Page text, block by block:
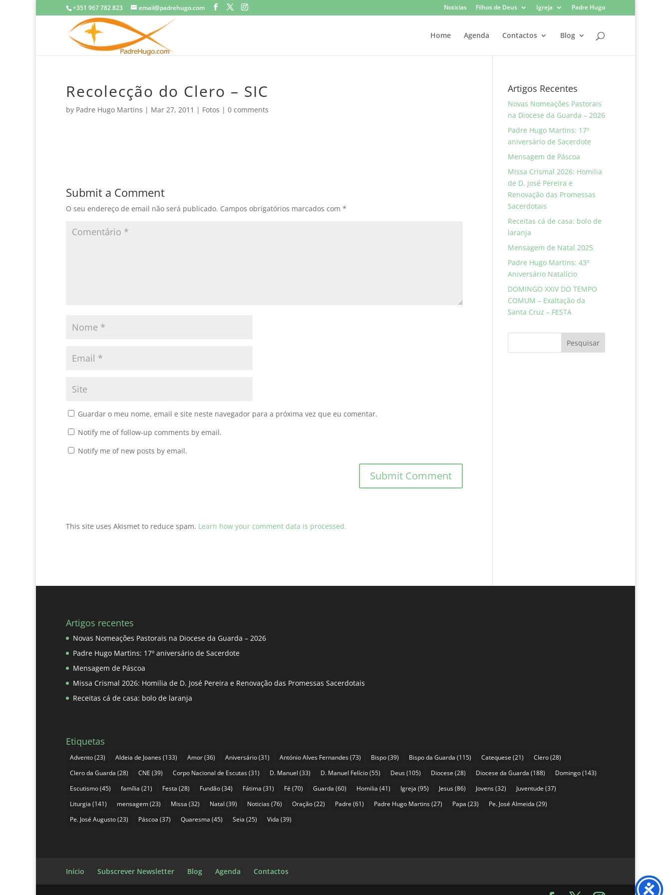
+351 967 782 823 email@padrehugo.com Noticias Filhos de Deus Igreja Padre Hugo
Home Agenda Contactos Blog
Recolecção do Clero – SIC
by Padre Hugo Martins | Mar 27, 2011 | Fotos | 0 comments
Submit a Comment
O seu endereço de email não será publicado. Campos obrigatórios marcados com *
Guardar o meu nome, email e site neste navegador para a próxima vez que eu comentar.
Notify me of follow-up comments by email.
Notify me of new posts by email.
This site uses Akismet to reduce spam. Learn how your comment data is processed.
Artigos Recentes
Novas Nomeações Pastorais
na Diocese da Guarda – 2026
Padre Hugo Martins: 17º
aniversário de Sacerdote
Mensagem de Páscoa
Missa Crismal 2026: Homilia
de D. José Pereira e
Renovação das Promessas
Sacerdotais
Receitas cá de casa: bolo de
laranja
Mensagem de Natal 2025
Padre Hugo Martins: 43º
Aniversário Natalício
DOMINGO XXIV DO TEMPO
COMUM – Exaltação da
Santa Cruz – FESTA
Pesquisar
Artigos recentes
Novas Nomeações Pastorais na Diocese da Guarda – 2026
Padre Hugo Martins: 17º aniversário de Sacerdote
Mensagem de Páscoa
Missa Crismal 2026: Homilia de D. José Pereira e Renovação das Promessas Sacerdotais
Receitas cá de casa: bolo de laranja
Etiquetas
Advento(23) Aldeia de Joanes(133) Amor(36) Aniversário(31) António Alves Fernandes(73) Bispo(39) Bispo da Guarda (115) Catequese (21) Clero(28)
Clero da Guarda (28) CNE (39) Corpo Nacional de Escutas(31) D. Manuel (33) D. Manuel Felício(55) Deus(105) Diocese (28) Diocese da Guarda (188) Domingo(143)
Escutismo(45) família (21) Festa (28) Fundão(34) Fátima (31) Fé (70) Guarda (60) Homilia (41) Igreja (95) Jesus(86) Jovens(32) Juventude (37)
Liturgia (141) mensagem(23) Missa (32) Natal (39) Noticias(76) Oração(22) Padre (61) Padre Hugo Martins(27) Papa (23) Pe. José Almeida (29)
Pe. José Augusto(23) Páscoa (37) Quaresma (45) Seia (25) Vida (39)
Início Subscrever Newsletter Blog Agenda Contactos